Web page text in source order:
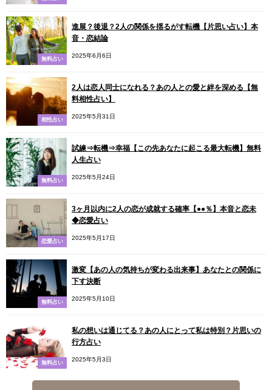
無料占い
進展？後退？2人の関係を揺るがす転機【片思い占い】本
音・恋結論
2025年6月6日
相性占い
2人は恋人同士になれる？あの人との愛と絆を深める【無
料相性占い】
2025年5月31日
無料占い
試練⇒転機⇒幸福【この先あなたに起こる最大転機】無料
人生占い
2025年5月24日
恋愛占い
3ヶ月以内に2人の恋が成就する確率【●●％】本音と恋未
◆恋愛占い
2025年5月17日
無料占い
激変【あの人の気持ちが変わる出来事】あなたとの関係に
下す決断
2025年5月10日
無料占い
私の想いは通じてる？あの人にとって私は特別？片思いの
行方占い
2025年5月3日